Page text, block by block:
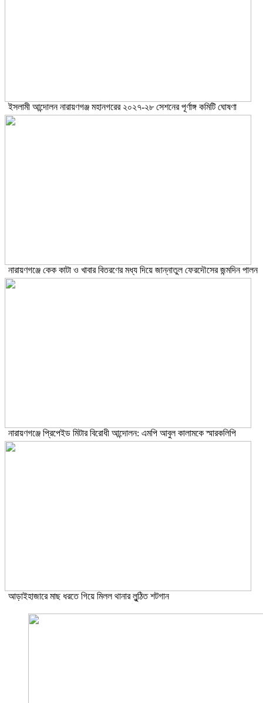
ইসলামী আন্দোলন নারায়ণগঞ্জ মহানগরের ২০২৭-২৮ সেশনের পূর্ণাঙ্গ কমিটি ঘোষণা
নারায়ণগঞ্জে কেক কাটা ও খাবার বিতরণের মধ্য দিয়ে জান্নাতুল ফেরদৌসের জন্মদিন পালন
নারায়ণগঞ্জে প্রিপেইড মিটার বিরোধী আন্দোলন: এমপি আবুল কালামকে স্মারকলিপি
আড়াইহাজারে মাছ ধরতে গিয়ে মিলল থানার লুন্ঠিত শটগান